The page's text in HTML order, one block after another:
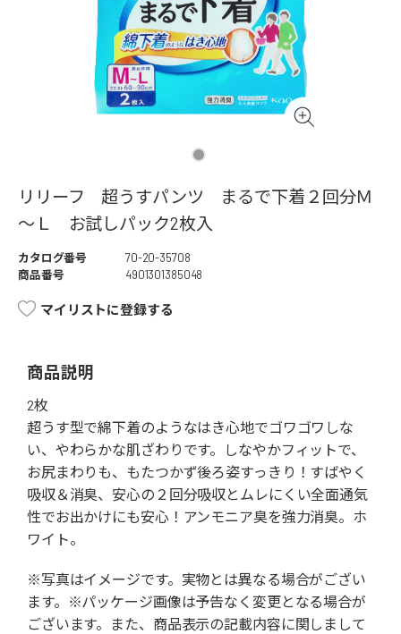
リリーフ 超うすパンツ まるで下着２回分Ｍ
～Ｌ お試しパック2枚入
カタログ番号
70-20-35708
商品番号
4901301385048
マイリストに登録する
商品説明
2枚
超うす型で綿下着のようなはき心地でゴワゴワしな
い、やわらかな肌ざわりです。しなやかフィットで、
お尻まわりも、もたつかず後ろ姿すっきり！すばやく
吸収＆消臭、安心の２回分吸収とムレにくい全面通気
性でお出かけにも安心！アンモニア臭を強力消臭。ホ
ワイト。
※写真はイメージです。実物とは異なる場合がござい
ます。※パッケージ画像は予告なく変更となる場合が
ございます。また、商品表示の記載内容に関しまして